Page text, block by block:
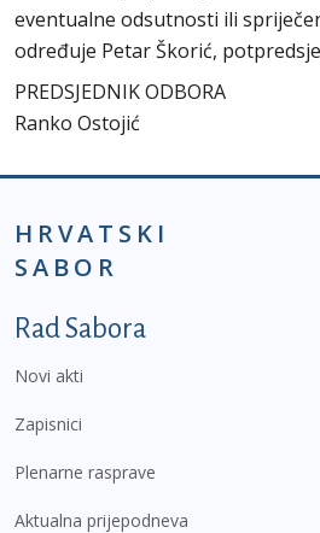
eventualne odsutnosti ili
određuje Petar Škorić,
PREDSJEDNIK ODBORA
Ranko Ostojić
HRVATSKI
SABOR
Podnožje prvi izbornik
Rad Sabora
Novi akti
Zapisnici
Plenarne rasprave
Aktualna prijepodneva